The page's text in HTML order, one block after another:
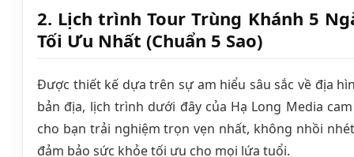
2. Lịch trình Tour Trùng Khánh 5
Tối Ưu Nhất (Chuẩn 5 Sao)
Được thiết kế dựa trên sự am hiểu sâu sắc về địa
bản địa, lịch trình dưới đây của Hạ Long Media
cho bạn trải nghiệm trọn vẹn nhất, không nhồi
đảm bảo sức khỏe tối ưu cho mọi lứa tuổi.